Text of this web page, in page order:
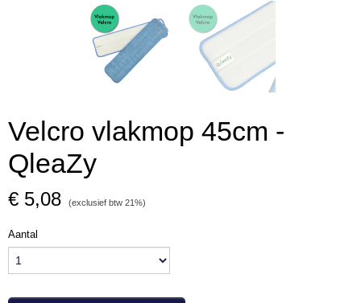
Velcro vlakmop 45cm -
QleaZy
€ 5,08 (exclusief btw 21%)
Aantal